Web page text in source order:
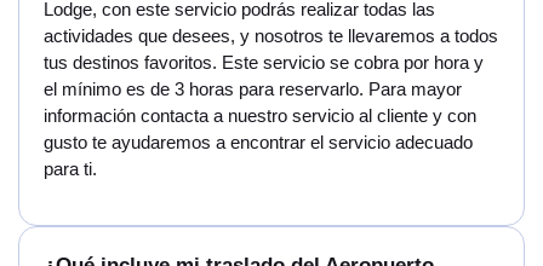
Lodge, con este servicio podrás realizar todas las
actividades que desees, y nosotros te llevaremos a todos
tus destinos favoritos. Este servicio se cobra por hora y
el mínimo es de 3 horas para reservarlo. Para mayor
información contacta a nuestro servicio al cliente y con
gusto te ayudaremos a encontrar el servicio adecuado
para ti.